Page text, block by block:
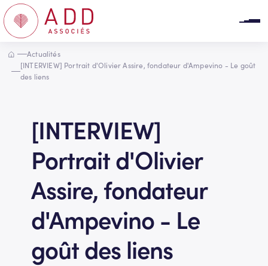
AccueilActualités
[INTERVIEW] Portrait d'Olivier Assire, fondateur d'Ampevino - Le goût
des liens
[INTERVIEW]
Portrait d'Olivier
Assire, fondateur
d'Ampevino - Le
goût des liens
Panneau de gestion des cookies